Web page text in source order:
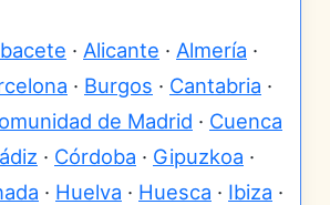
· Alicante · Almería ·
· Burgos · Cantabria ·
de Madrid · Cuenca
· Córdoba · Gipuzkoa ·
· Huelva · Huesca · Ibiza ·